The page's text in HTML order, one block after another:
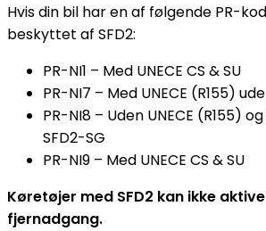
Hvis din bil har en af følgende PR-
beskyttet af SFD2:
PR-NI1 – Med UNECE CS & SU
PR-NI7 – Med UNECE (R155)
PR-NI8 – Uden UNECE (R155)
SFD2-SG
PR-NI9 – Med UNECE CS & SU
Køretøjer med SFD2 kan ikke
fjernadgang.